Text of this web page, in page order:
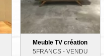
Meuble TV création
5FRANCS - VENDU